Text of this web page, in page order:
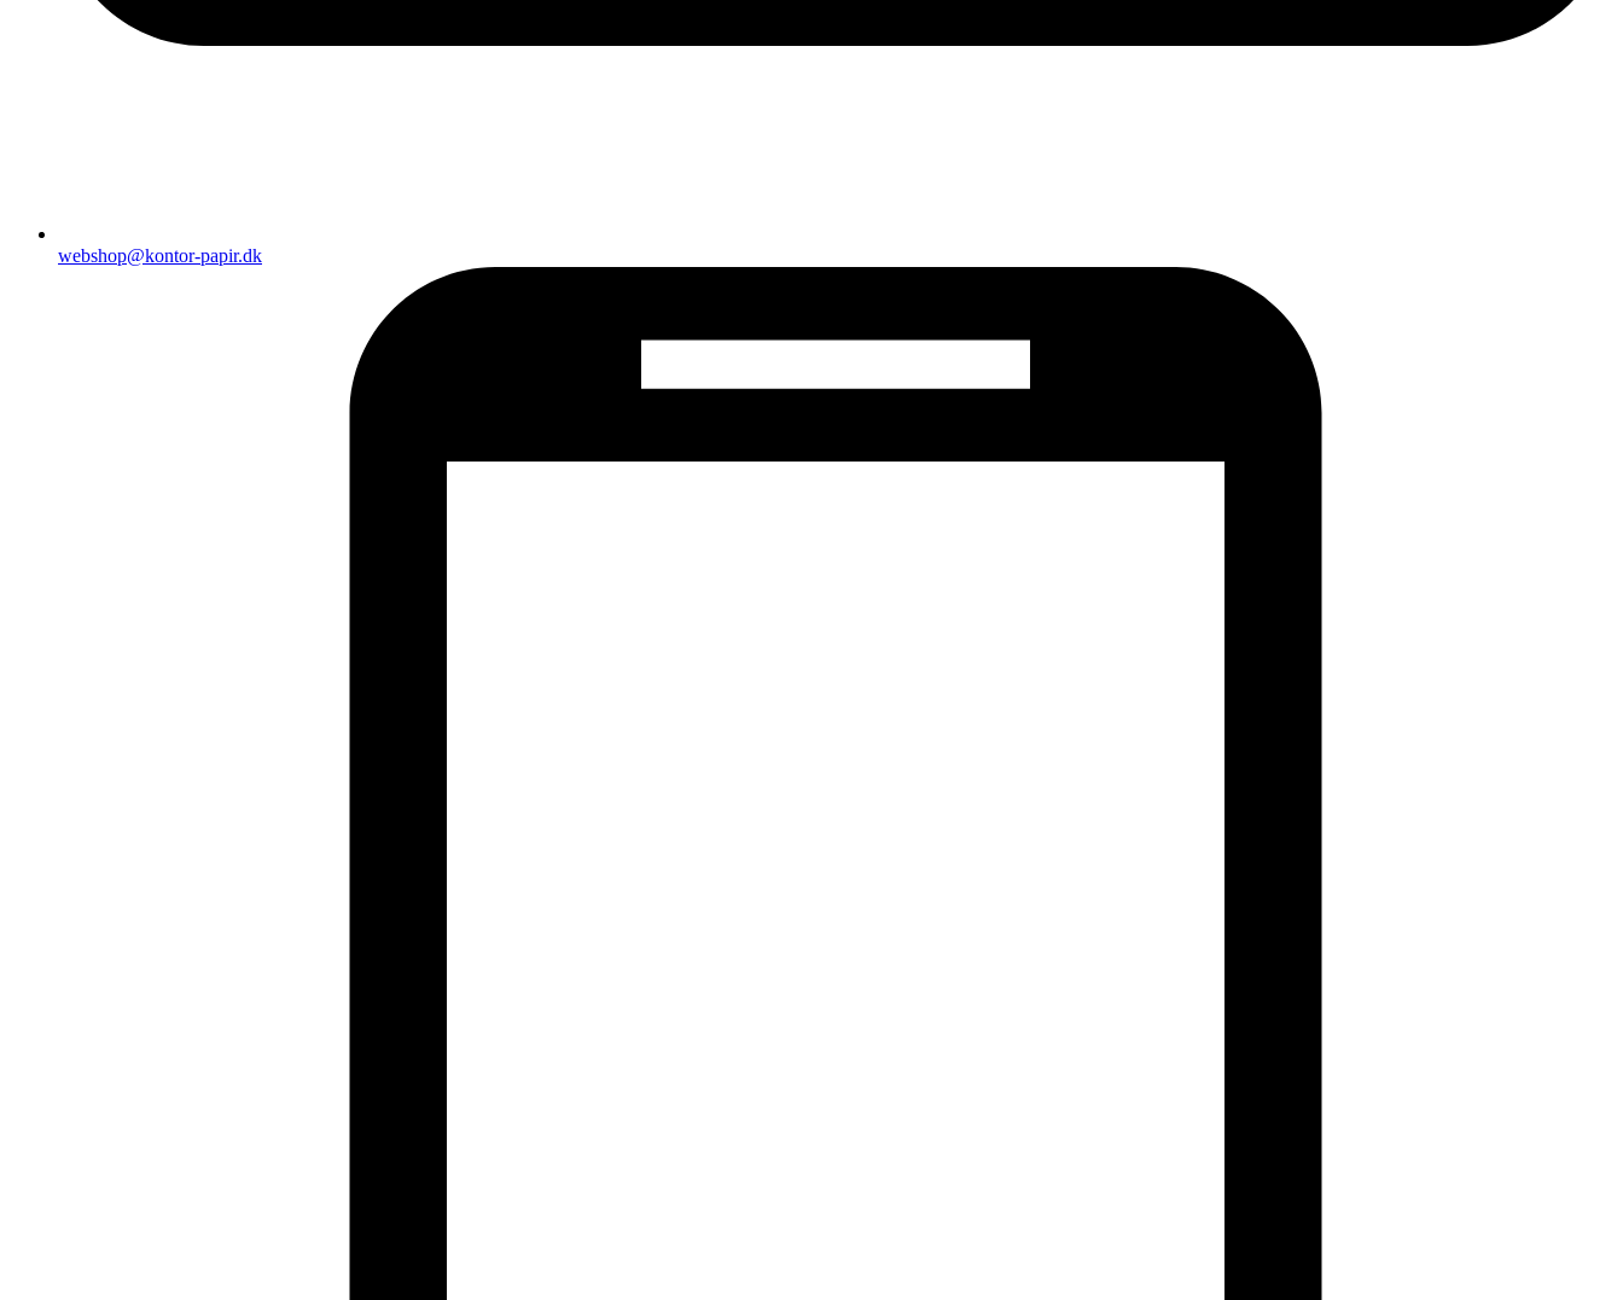
webshop@kontor-papir.dk